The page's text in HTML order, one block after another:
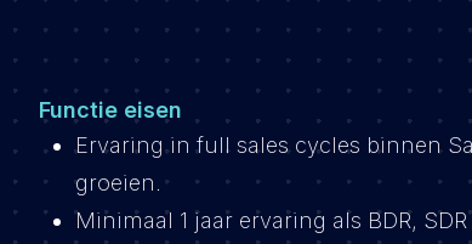
Functie eisen
Ervaring in full sales cycles binnen
groeien.
Minimaal 1 jaar ervaring als BDR,